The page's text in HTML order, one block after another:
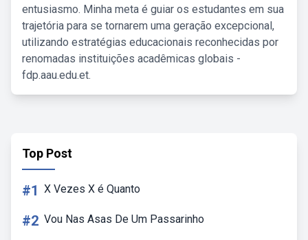
entusiasmo. Minha meta é guiar os estudantes em sua
trajetória para se tornarem uma geração excepcional,
utilizando estratégias educacionais reconhecidas por
renomadas instituições acadêmicas globais -
fdp.aau.edu.et.
Top Post
#1 X Vezes X é Quanto
#2 Vou Nas Asas De Um Passarinho